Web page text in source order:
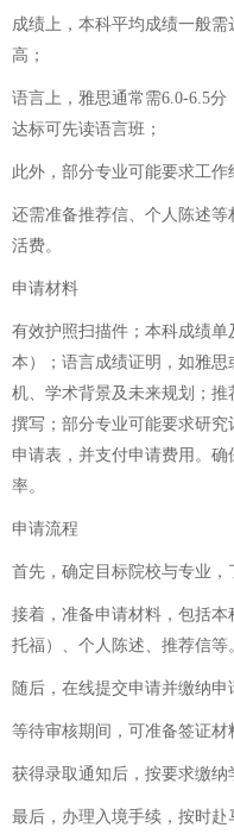
成绩上，本科平均成绩一般
高；
语言上，雅思通常需6.0-6.5
达标可先读语言班；
此外，部分专业可能要求工作
还需准备推荐信、个人陈述
活费。
申请材料
有效护照扫描件；本科成绩
本）；语言成绩证明，如雅
机、学术背景及未来规划；
撰写；部分专业可能要求研
申请表，并支付申请费用。
率。
申请流程
首先，确定目标院校与专业，
接着，准备申请材料，包括
托福）、个人陈述、推荐信等
随后，在线提交申请并缴纳申
等待审核期间，可准备签证材
获得录取通知后，按要求缴纳
最后，办理入境手续，按时赴